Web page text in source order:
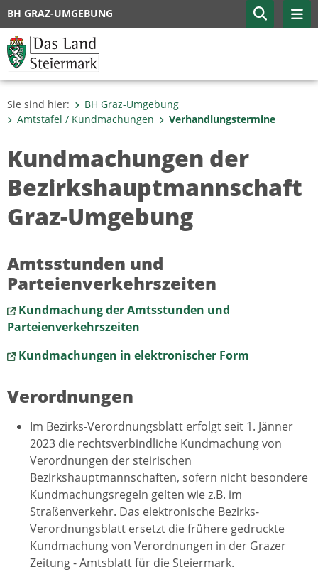
BH GRAZ-UMGEBUNG
Sie sind hier:
BH Graz-Umgebung
Amtstafel / Kundmachungen
Verhandlungstermine
Kundmachungen der
Bezirkshauptmannschaft
Graz-Umgebung
Amtsstunden und
Parteienverkehrszeiten
Kundmachung der Amtsstunden und
Parteienverkehrszeiten
Kundmachungen in elektronischer Form
Verordnungen
Im Bezirks-Verordnungsblatt erfolgt seit 1. Jänner
2023 die rechtsverbindliche Kundmachung von
Verordnungen der steirischen
Bezirkshauptmannschaften, sofern nicht besondere
Kundmachungsregeln gelten wie z.B. im
Straßenverkehr. Das elektronische Bezirks-
Verordnungsblatt ersetzt die frühere gedruckte
Kundmachung von Verordnungen in der Grazer
Zeitung - Amtsblatt für die Steiermark.